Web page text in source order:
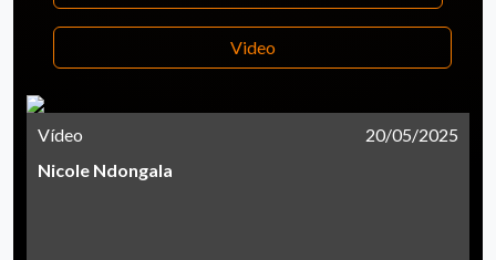
Video
Vídeo
20/05/2025
Nicole Ndongala